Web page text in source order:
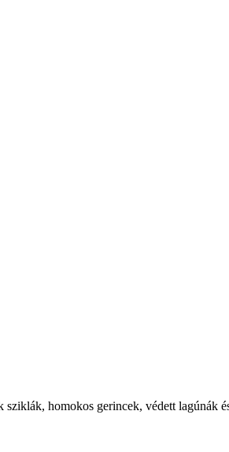
homokos gerincek, védett lagúnák